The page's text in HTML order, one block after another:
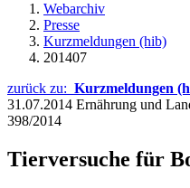
Webarchiv
Presse
Kurzmeldungen (hib)
201407
zurück zu: Kurzmeldungen
31.07.2014 Ernährung und
398/2014
Tierversuche für